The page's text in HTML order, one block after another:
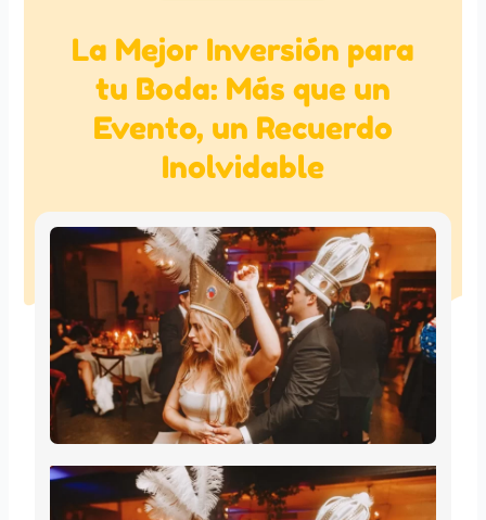
La Mejor Inversión para
tu Boda: Más que un
Evento, un Recuerdo
Inolvidable